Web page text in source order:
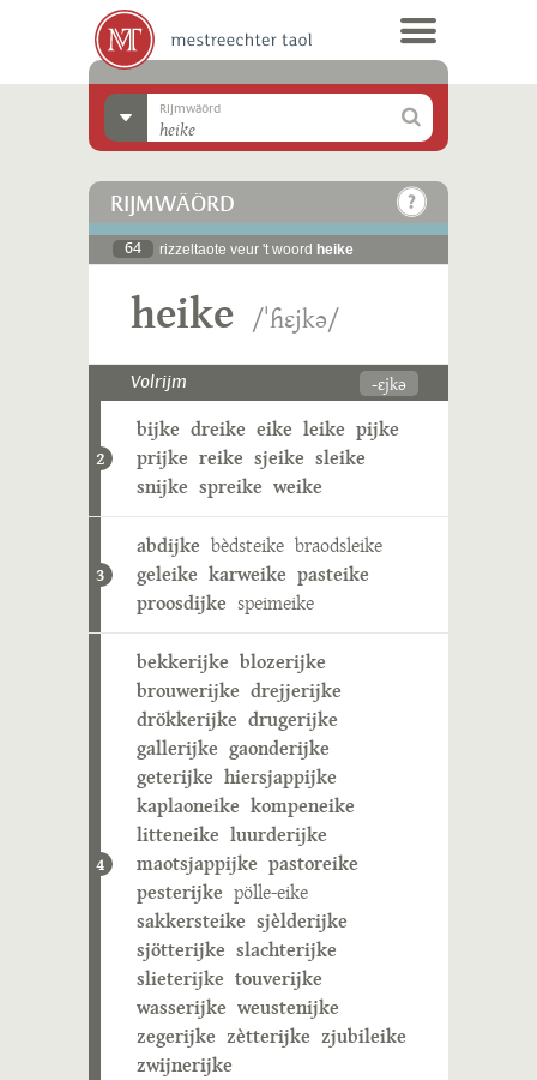
Rijmwäörd
RIJMWÄÖRD
64 rizzeltaote veur 't woord heike
heike /ˈɦɛjkə/
Volrijm -ɛjkə
2
bijke dreike eike leike pijke
prijke reike sjeike sleike
snijke spreike weike
3
abdijke bèdsteike braodsleike
geleike karweike pasteike
proosdijke speimeike
4
bekkerijke blozerijke
brouwerijke drejjerijke
drökkerijke drugerijke
gallerijke gaonderijke
geterijke hiersjappijke
kaplaoneike kompeneike
litteneike luurderijke
maotsjappijke pastoreike
pesterijke pölle-eike
sakkersteike sjèlderijke
sjötterijke slachterijke
slieterijke touverijke
wasserijke weustenijke
zegerijke zètterijke zjubileike
zwijnerijke